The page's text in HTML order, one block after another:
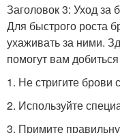
Заголовок 3: Уход за
Для быстрого роста
ухаживать за ними.
помогут вам
1. Не стригите брови
2. Используйте
3. Примите